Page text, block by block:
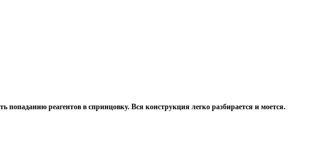
реагентов в спринцовку. Вся конструкция легко разбирается и моется.